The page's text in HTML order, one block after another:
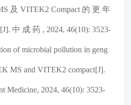
及 VITEK2 Compact 的 更 年
中 成 药 , 2024, 46(10): 3523-
of microbial pollution in geng
MS and VITEK2 compact[J].
Medicine, 2024, 46(10): 3523-